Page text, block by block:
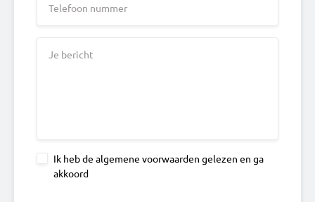
Telefoon nummer
Je bericht
Ik heb de algemene voorwaarden gelezen en ga
akkoord